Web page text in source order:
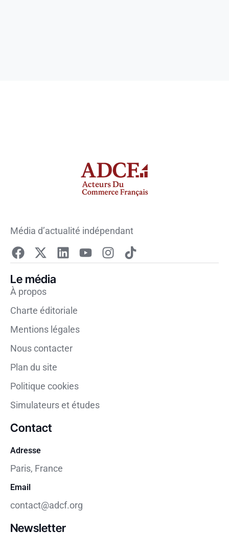
Média d’actualité indépendant
Le média
À propos
Charte éditoriale
Mentions légales
Nous contacter
Plan du site
Politique cookies
Simulateurs et études
Contact
Adresse
Paris, France
Email
contact@adcf.org
Newsletter